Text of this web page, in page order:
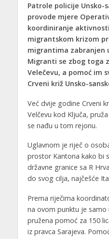
Patrole policije Unsko-
provode mjere
koordiniranje
migrantskom krizom
migrantima zabranjen
Migranti se zbog toga
Velečevu, a pomoć im
Crveni križ Unsko-
Već dvije godine Crveni
Velčevu kod Ključa,
se nađu u tom rejonu.
Uglavnom je riječ o
prostor Kantona kako bi
državne granice sa R
do svog cilja, najčešće
Prema riječima
na ovom punktu je
pružena pomoć za 150
iz pravca Sarajeva.